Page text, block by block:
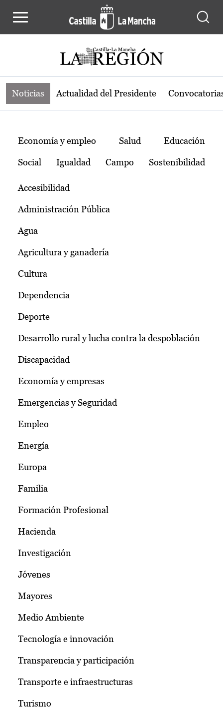
Noticias de la región de Castilla-La
Noticias Actualidad del Presidente
Temas
Economía y empleo Salud Educación
Social Igualdad Campo Sostenibilidad
Accesibilidad
Administración Pública
Agua
Agricultura y ganadería
Cultura
Dependencia
Deporte
Desarrollo rural y lucha contra la despoblación
Discapacidad
Economía y empresas
Emergencias y Seguridad
Empleo
Energía
Europa
Familia
Formación Profesional
Hacienda
Investigación
Jóvenes
Mayores
Medio Ambiente
Tecnología e innovación
Transparencia y participación
Transporte e infraestructuras
Turismo